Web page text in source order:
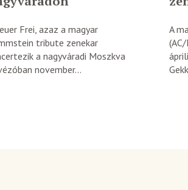
Frei, azaz a magyar
tribute zenekar
a nagyváradi Moszkva
november...
A